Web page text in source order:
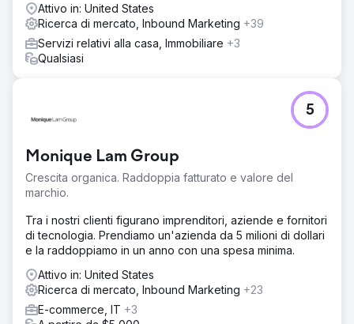
Attivo in: United States
Ricerca di mercato, Inbound Marketing +39
Servizi relativi alla casa, Immobiliare +3
Qualsiasi
Monique Lam Group
Crescita organica. Raddoppia fatturato e valore del
marchio.
5
Tra i nostri clienti figurano imprenditori, aziende e fornitori
di tecnologia. Prendiamo un'azienda da 5 milioni di dollari
e la raddoppiamo in un anno con una spesa minima.
Attivo in: United States
Ricerca di mercato, Inbound Marketing +23
E-commerce, IT +3